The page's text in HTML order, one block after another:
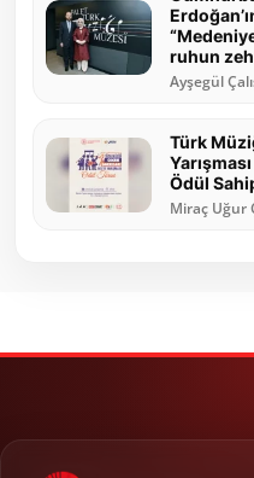
ruhun
Ayşegül
Türk
Ödül
Miraç Uğur